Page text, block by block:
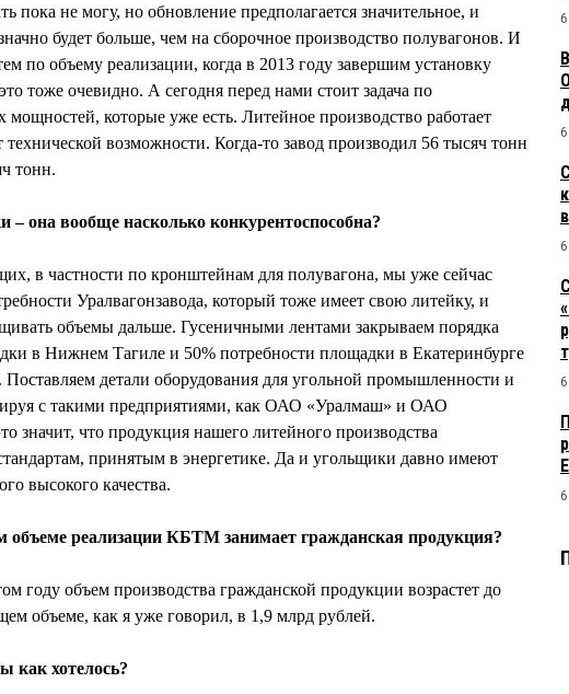
пока не могу, но обновление предполагается значительное, и
будет больше, чем на сборочное производство полувагонов. И
по объему реализации, когда в 2013 году завершим установку
тоже очевидно. А сегодня перед нами стоит задача по
мощностей, которые уже есть. Литейное производство работает
технической возможности. Когда-то завод производил 56 тысяч тонн
тонн.
она вообще насколько конкурентоспособна?
в частности по кронштейнам для полувагона, мы уже сейчас
Уралвагонзавода, который тоже имеет свою литейку, и
объемы дальше. Гусеничными лентами закрываем порядка
в Нижнем Тагиле и 50% потребности площадки в Екатеринбурге
детали оборудования для угольной промышленности и
с такими предприятиями, как ОАО «Уралмаш» и ОАО
значит, что продукция нашего литейного производства
принятым в энергетике. Да и угольщики давно имеют
высокого качества.
реализации КБТМ занимает гражданская продукция?
году объем производства гражданской продукции возрастет до
объеме, как я уже говорил, в 1,9 млрд рублей.
как хотелось?